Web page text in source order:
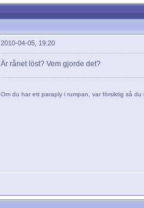
2010-04-05, 19:20
Är rånet löst? Vem gjorde det?
Om du har ett paraply i rumpan, var försiktig så